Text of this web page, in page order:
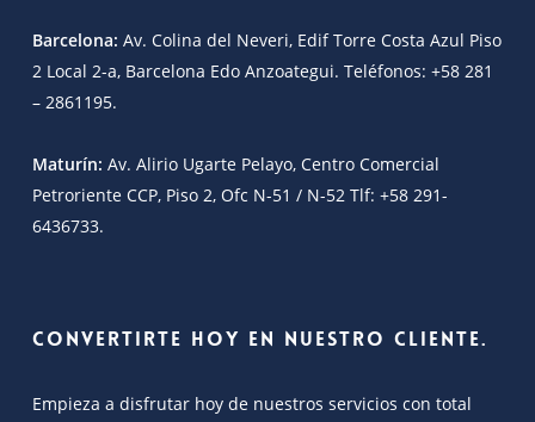
Barcelona: Av. Colina del Neveri, Edif Torre Costa Azul Piso
2 Local 2-a, Barcelona Edo Anzoategui. Teléfonos: +58 281
– 2861195.
Maturín: Av. Alirio Ugarte Pelayo, Centro Comercial
Petroriente CCP, Piso 2, Ofc N-51 / N-52 Tlf: +58 291-
6436733.
Convertirte hoy en nuestro cliente.
Empieza a disfrutar hoy de nuestros servicios con total